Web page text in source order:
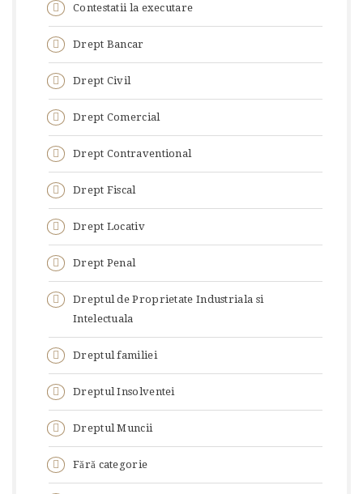
Contestatii la executare
Drept Bancar
Drept Civil
Drept Comercial
Drept Contraventional
Drept Fiscal
Drept Locativ
Drept Penal
Dreptul de Proprietate Industriala si
Intelectuala
Dreptul familiei
Dreptul Insolventei
Dreptul Muncii
Fără categorie